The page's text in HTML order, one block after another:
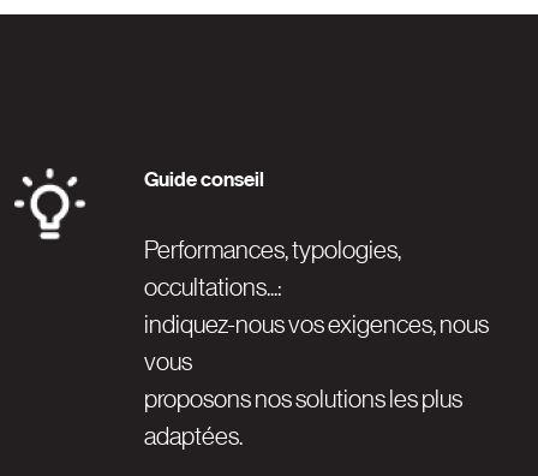
Image Guide conseil
Performances, typologies,
occultations...:
indiquez-nous vos exigences, nous
vous
proposons nos solutions les plus
adaptées.